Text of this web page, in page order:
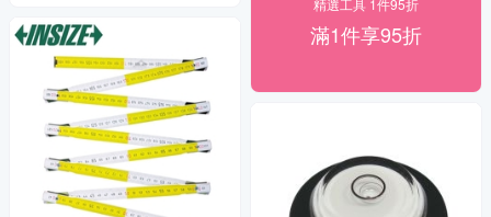
精選工具 1件95折
滿1件享95折